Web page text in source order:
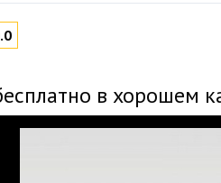
в хорошем